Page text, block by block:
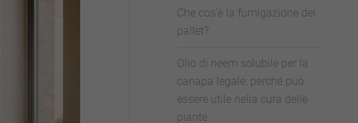
Che cos’è la fumigazione dei
pallet?
Olio di neem solubile per la
canapa legale: perché può
essere utile nella cura delle
piante